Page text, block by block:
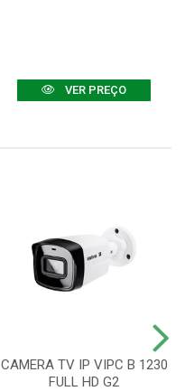
VER PREÇO
CAMERA TV IP VIPC B 1230
FULL HD G2